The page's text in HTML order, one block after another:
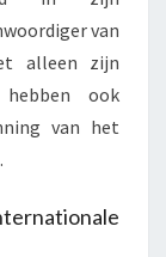
van
alleen zijn
ook
van het